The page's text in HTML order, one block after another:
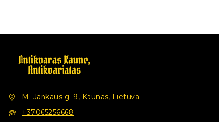
M. Jankaus g. 9, Kaunas, Lietuva.
+37065256668